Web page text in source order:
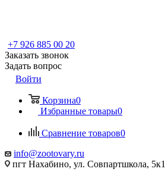
+7 926 885 00 20
Заказать звонок
Задать вопрос
Войти
Корзина0
Избранные товары0
Сравнение товаров0
info@zootovary.ru
пгт Нахабино, ул. Совпартшкола, 5к1